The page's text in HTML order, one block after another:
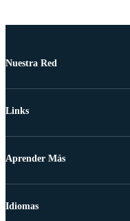
Nuestra Red
Links
Aprender Más
Idiomas